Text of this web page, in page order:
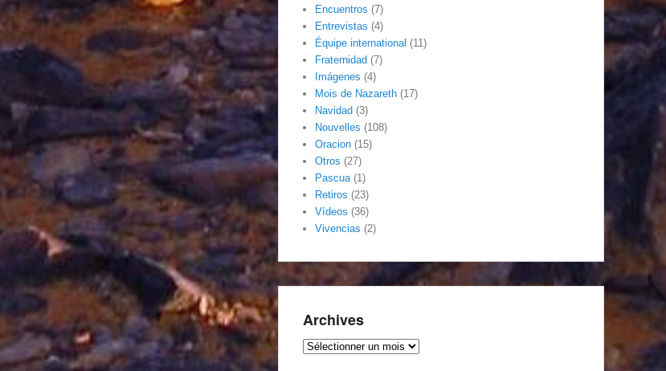
Encuentros (7)
Entrevistas (4)
Équipe international (11)
Fraternidad (7)
Imágenes (4)
Mois de Nazareth (17)
Navidad (3)
Nouvelles (108)
Oracion (15)
Otros (27)
Pascua(1)
Retiros (23)
Vídeos (36)
Vivencias (2)
Archives
Archives